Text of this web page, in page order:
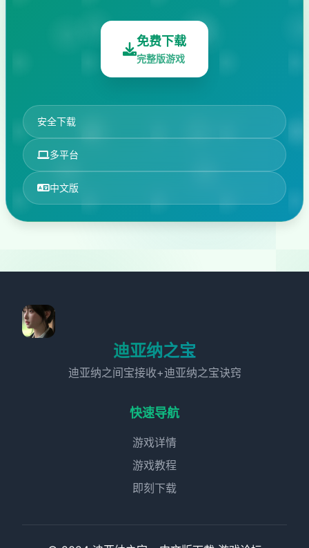
免费下载
完整版游戏
安全下载
多平台
中文版
迪亚纳之宝
迪亚纳之间宝接收+迪亚纳之宝诀窍
快速导航
游戏详情
游戏教程
即刻下载